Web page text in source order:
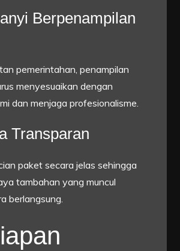
Berpenampilan
pemerintahan, penampilan
menyesuaikan dengan
dan menjaga profesionalisme.
Transparan
paket secara jelas sehingga
tambahan yang muncul
berlangsung.